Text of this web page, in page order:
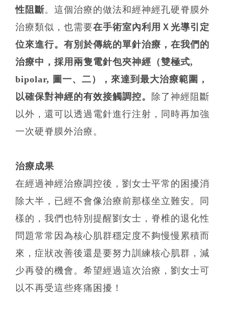
性阻斷。這個治療的做法和經神經孔硬脊膜外
治療類似，也需要在手術室內利用Ｘ光導引定
位來進行。 有別於傳統的單針治療，在我們的
治療中， 採用兩隻電針包夾神經（雙極式,
bipolar, 圖一、二），來達到最大治療範圍，
以確保對神經的有效接觸調控。
除了神經阻斷
以外，還可以透過電針進行注射，同時再加強
一次硬脊膜外治療。
治療成果
在經過神經治療調控後，劉女士平常的困擾消
除大半，已經不會像治療前那樣坐立難安。同
樣的，我們也特別提醒劉女士，脊椎的退化性
問題常常因為核心肌群穩定度不夠慢慢累積而
來，症狀改善後還是要努力訓練核心肌群，減
少再發的機會。希望經過這次治療，劉女士可
以不再受這些疼痛困擾！